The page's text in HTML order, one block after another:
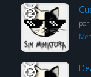
por